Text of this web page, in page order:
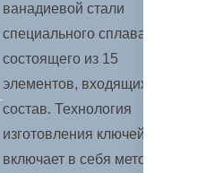
ванадиевой стали
специального сплава,
состоящего из 15
элементов, входящих в его
состав. Технология
изготовления ключей
включает в себя метод